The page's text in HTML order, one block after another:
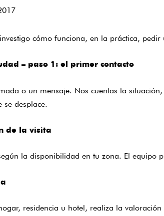
cómo funciona, en la práctica, pedir
— paso 1: el primer contacto
o un mensaje. Nos cuentas la
desplace.
de la visita
la disponibilidad en tu zona. El equipo
residencia u hotel, realiza la